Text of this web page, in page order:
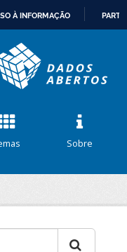
À INFORMAÇÃO
Sobre